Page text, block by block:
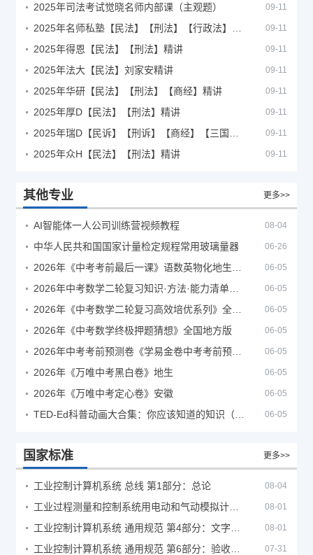
2025年司法考试觉晓名师内部课（主观题） 09-11
09-11
2025年得恩【民法】【刑法】精讲 09-11
2025年法大【民法】刘家安精讲 09-11
2025年华研【民法】【刑法】【商经】精讲 09-11
2025年厚D【民法】【刑法】精讲 09-11
09-11
2025年众H【民法】【刑法】精讲 09-11
其他专业 更多>>
AI智能体一人公司训练营视频教程 08-04
中华人民共和国国家计量检定规程常用玻璃量器 06-26
06-05
06-05
06-05
2026年《中考数学终极押题猜想》全国地方版 06-05
06-05
2026年《万唯中考黑白卷》地生 06-05
2026年《万唯中考定心卷》安徽 06-05
06-05
国家标准 更多>>
工业控制计算机系统 总线 第1部分：总论 08-04
08-01
08-01
07-31